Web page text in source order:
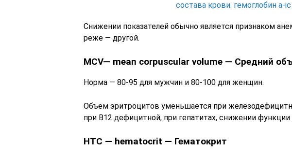
состава крови. гемоглобин а-
Снижении показателей обычно является признаком
реже — другой.
MCV— mean corpuscular volume — Средний
Норма — 80-95 для мужчин и 80-100 для женщин.
Объем эритроцитов уменьшается при
при В12 дефицитной, при гепатитах, снижении
HTC — hematocrit — Гематокрит